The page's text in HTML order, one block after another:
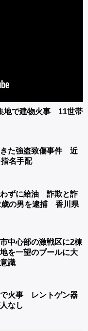
地で建物火事 11世帯
た強盗致傷事件 近
名手配
わずに給油 詐欺と詐
歳の男を逮捕 香川県
中心部の激戦区に2棟
を一望のプールに大
識
火事 レントゲン器
なし